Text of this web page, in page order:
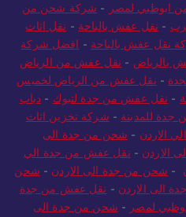
ابوظبي لمصر - شركة شحن من
- نقل عفش بالباحة - نقل اثاث
نقل عفش بالباحة - افضل شركة
بالرياض - نقل عفش من الرياض
- نقل عفش من الرياض لخميس
- نقل عفش من جدة لتبوك - دباب
للمدينة - شركة تخزين اثاث
الاردن - شحن من جدة الى
الاردن - نقل عفش من جدة الي
- شحن من جدة الى الاردن - شحن
الى الاردن - نقل عفش من جدة
لمصر - شحن من جدة الى